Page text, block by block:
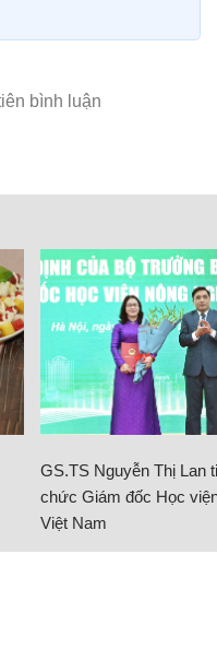
GS.TS Nguyễn Thị Lan
chức Giám đốc Học
Việt Nam